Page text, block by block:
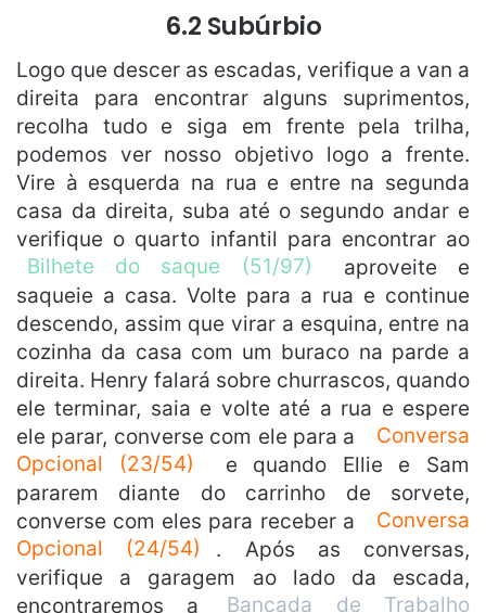
6.2 Subúrbio
Logo que descer as escadas, verifique a van a
direita para encontrar alguns suprimentos,
recolha tudo e siga em frente pela trilha,
podemos ver nosso objetivo logo a frente.
Vire à esquerda na rua e entre na segunda
casa da direita, suba até o segundo andar e
verifique o quarto infantil para encontrar ao
Bilhete do saque (51/97)
aproveite e
saqueie a casa. Volte para a rua e continue
descendo, assim que virar a esquina, entre na
cozinha da casa com um buraco na parde a
direita. Henry falará sobre churrascos, quando
ele terminar, saia e volte até a rua e espere
ele parar, converse com ele para a
Conversa
Opcional (23/54)
e quando Ellie e Sam
pararem diante do carrinho de sorvete,
converse com eles para receber a
Conversa
Opcional (24/54)
. Após as conversas,
verifique a garagem ao lado da escada,
encontraremos a
Bancada de Trabalho